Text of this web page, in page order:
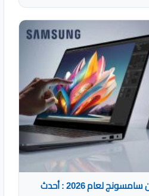
أفضل أجهزة اللاب توب من سامسونج لعام 2026 : أحدث